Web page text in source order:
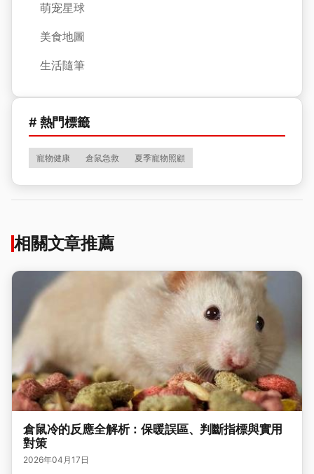
萌宠星球
美食地圖
生活隨筆
# 熱門標籤
寵物健康 倉鼠急救 夏季寵物照顧
相關文章推薦
倉鼠冷的反應全解析：保暖誤區、判斷指標與實用
對策
2026年04月17日